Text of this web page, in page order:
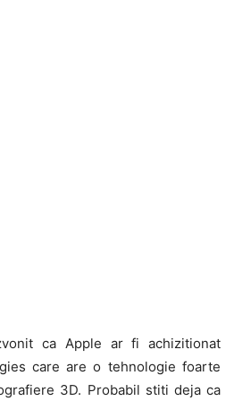
ca Apple ar fi achizitionat
care are o tehnologie foarte
3D. Probabil stiti deja ca